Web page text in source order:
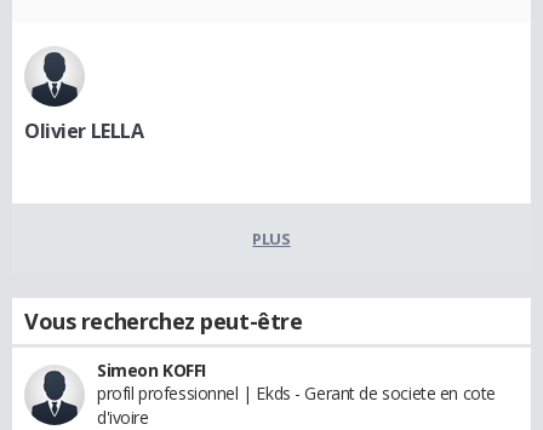
Olivier LELLA
PLUS
Vous recherchez peut-être
Simeon KOFFI
profil professionnel | Ekds - Gerant de societe en cote
d'ivoire